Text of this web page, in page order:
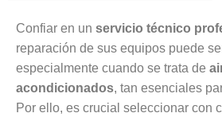
Confiar en un servicio técnico
reparación de sus equipos puede
especialmente cuando se trata de
acondicionados, tan esenciales
Por ello, es crucial seleccionar con